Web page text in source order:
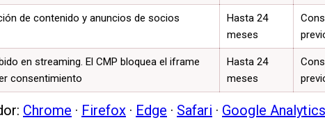
de contenido y anuncios de socios
Hasta 24
meses
en streaming. El CMP bloquea el iframe
consentimiento
Hasta 24
meses
Chrome · Firefox · Edge · Safari · Google